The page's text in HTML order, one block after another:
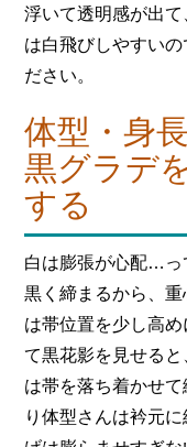
浮いて透明感が出
は白飛びしやすい
ださい。
体型・身
黒グラデ
する
白は膨張が心配…っ
黒く締まるから、
は帯位置を少し高
て黒花影を見せる
は帯を落ち着かせ
り体型さんは衿元